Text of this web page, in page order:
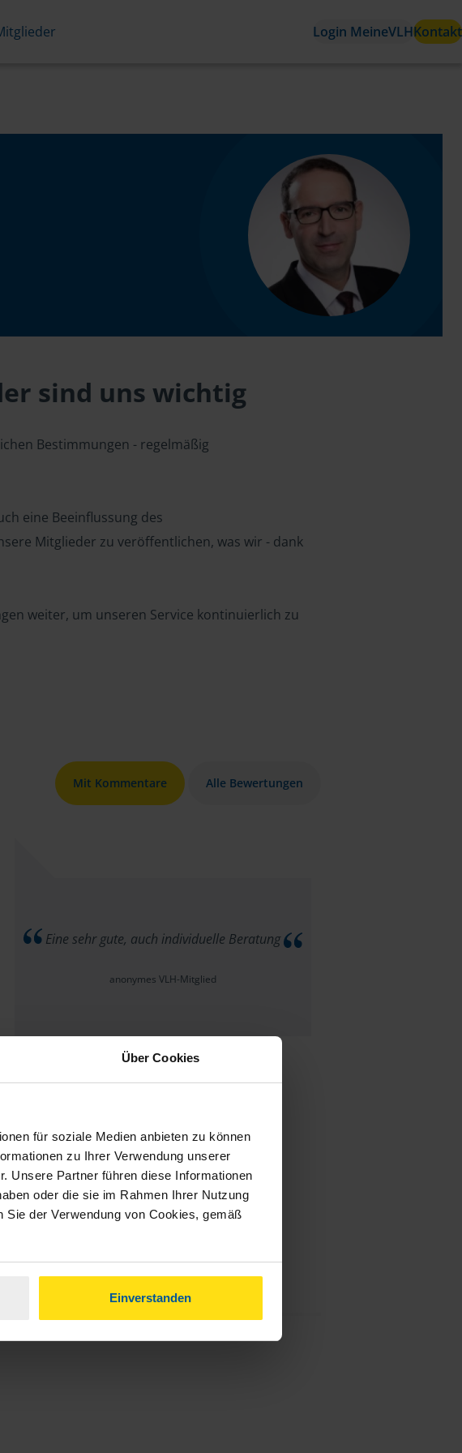
Über Cookies
für soziale Medien anbieten zu können
zu Ihrer Verwendung unserer
Unsere Partner führen diese Informationen
oder die sie im Rahmen Ihrer Nutzung
der Verwendung von Cookies, gemäß
Einverstanden
Login MeineVLHKontakt
sind uns wichtig
Bestimmungen - regelmäßig
eine Beeinflussung des
Mitglieder zu veröffentlichen, was wir - dank
weiter, um unseren Service kontinuierlich zu
Mit Kommentare Alle Bewertungen
Eine sehr gute, auch individuelle Beratung
anonymes VLH-Mitglied